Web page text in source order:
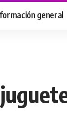
general